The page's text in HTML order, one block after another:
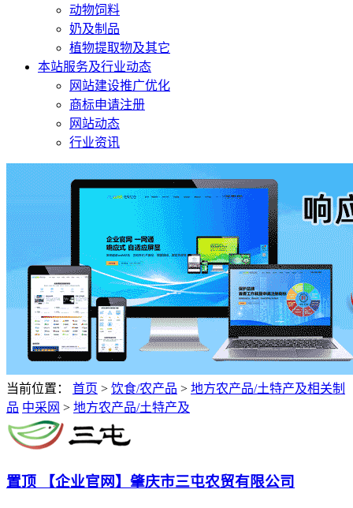
动物饲料
奶及制品
植物提取物及其它
本站服务及行业动态
网站建设推广优化
商标申请注册
网站动态
行业资讯
当前位置： 首页 > 饮食/农产品 > 地方农产品/土特产及相关制
品 中采网 > 地方农产品/土特产及
置顶 【企业官网】肇庆市三屯农贸有限公司